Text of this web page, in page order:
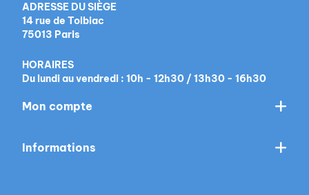
ADRESSE DU SIÈGE
14 rue de Tolbiac
75013 Paris
HORAIRES
Du lundi au vendredi : 10h - 12h30 / 13h30 - 16h30
Mon compte
Informations